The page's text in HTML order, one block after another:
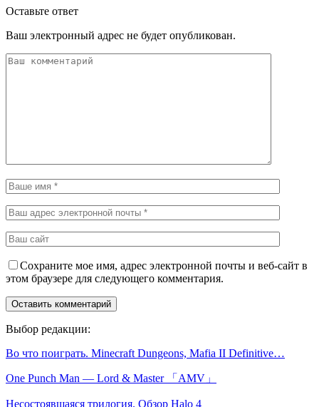
Оставьте ответ
Ваш электронный адрес не будет опубликован.
Сохраните мое имя, адрес электронной почты и веб-сайт в
этом браузере для следующего комментария.
Выбор редакции:
Во что поиграть. Minecraft Dungeons, Mafia II Definitive…
One Punch Man — Lord & Master 「AMV」
Несостоявшаяся трилогия. Обзор Halo 4